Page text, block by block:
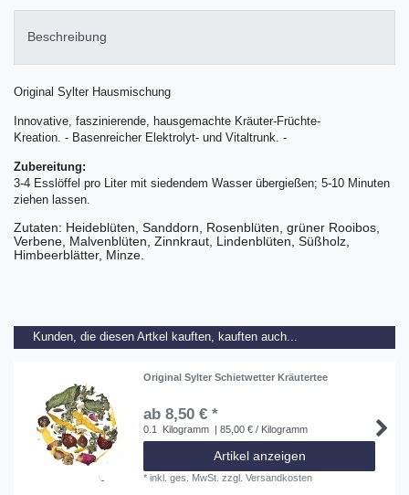
Beschreibung
Original Sylter Hausmischung
Innovative, faszinierende, hausgemachte Kräuter-Früchte-
Kreation. - Basenreicher Elektrolyt- und Vitaltrunk. -
Zubereitung:
3-4 Esslöffel pro Liter mit siedendem Wasser übergießen; 5-10 Minuten
ziehen lassen.
Zutaten: Heideblüten, Sanddorn, Rosenblüten, grüner Rooibos,
Verbene, Malvenblüten, Zinnkraut, Lindenblüten, Süßholz,
Himbeerblätter, Minze.
Kunden, die diesen Artkel kauften, kauften auch...
Original Sylter Schietwetter Kräutertee
ab 8,50 € *
0.1 Kilogramm | 85,00 € / Kilogramm
Artikel anzeigen
*inkl. ges. MwSt. zzgl.Versandkosten